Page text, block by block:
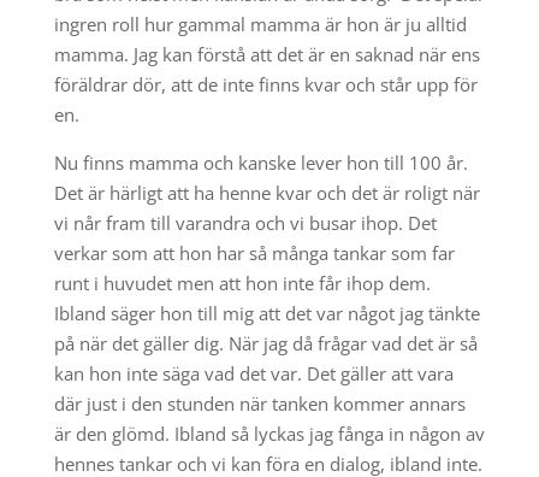
ingren roll hur gammal mamma är hon är ju alltid
mamma. Jag kan förstå att det är en saknad när ens
föräldrar dör, att de inte finns kvar och står upp för
en.
Nu finns mamma och kanske lever hon till 100 år.
Det är härligt att ha henne kvar och det är roligt när
vi når fram till varandra och vi busar ihop. Det
verkar som att hon har så många tankar som far
runt i huvudet men att hon inte får ihop dem.
Ibland säger hon till mig att det var något jag tänkte
på när det gäller dig. När jag då frågar vad det är så
kan hon inte säga vad det var. Det gäller att vara
där just i den stunden när tanken kommer annars
är den glömd. Ibland så lyckas jag fånga in någon av
hennes tankar och vi kan föra en dialog, ibland inte.